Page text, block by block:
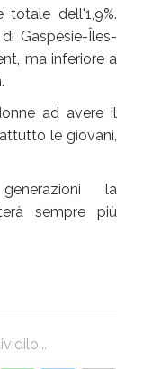
totale dell'1,9%.
Gaspésie-Îles-
ma inferiore a
ad avere il
le giovani,
la
sempre più